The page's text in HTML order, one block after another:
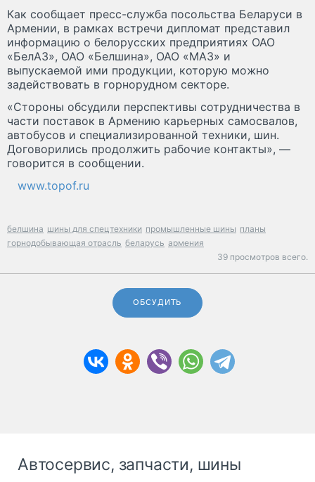
Как сообщает пресс-служба посольства Беларуси в
Армении, в рамках встречи дипломат представил
информацию о белорусских предприятиях ОАО
«БелАЗ», ОАО «Белшина», ОАО «МАЗ» и
выпускаемой ими продукции, которую можно
задействовать в горнорудном секторе.
«Стороны обсудили перспективы сотрудничества в
части поставок в Армению карьерных самосвалов,
автобусов и специализированной техники, шин.
Договорились продолжить рабочие контакты», —
говорится в сообщении.
www.topof.ru
белшина шины для спецтехники промышленные шины планы
горнодобывающая отрасль беларусь армения
39 просмотров всего.
ОБСУДИТЬ
Автосервис, запчасти, шины